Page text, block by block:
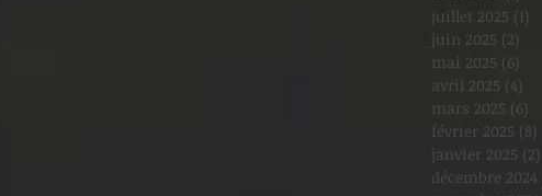
juillet 2025 (1)
juin 2025 (2)
mai 2025 (6)
avril 2025 (4)
mars 2025 (6)
février 2025 (8)
janvier 2025 (2)
décembre 2024